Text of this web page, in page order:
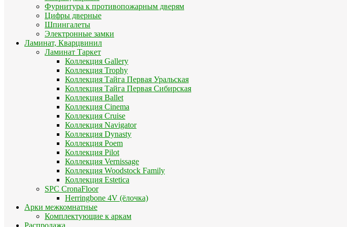
Фурнитура к противопожарным дверям
Цифры дверные
Шпингалеты
Электронные замки
Ламинат, Кварцвинил
Ламинат Таркет
Коллекция Gallery
Коллекция Trophy
Коллекция Тайга Первая Уральская
Коллекция Тайга Первая Сибирская
Коллекция Ballet
Коллекция Cinema
Коллекция Cruise
Коллекция Navigator
Коллекция Dynasty
Коллекция Poem
Коллекция Pilot
Коллекция Vernissage
Коллекция Woodstock Family
Коллекция Estetica
SPC CronaFloor
Herringbone 4V (ёлочка)
Арки межкомнатные
Комплектующие к аркам
Распродажа